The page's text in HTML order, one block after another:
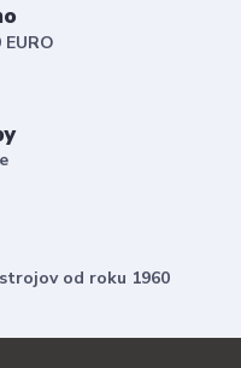
od roku 1960